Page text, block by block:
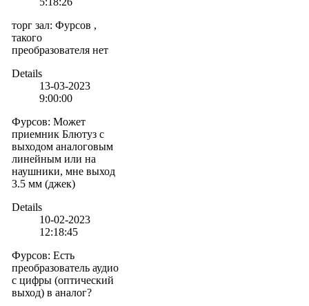
торг зал: Фурсов ,
такого
преобразователя нет
Details
13-03-2023
9:00:00
Фурсов: Может
приемник Блютуз с
выходом аналоговым
линейным или на
наушники, мне выход
3.5 мм (джек)
Details
10-02-2023
12:18:45
Фурсов: Есть
преобразователь аудио
с цифры (оптический
выход) в аналог?